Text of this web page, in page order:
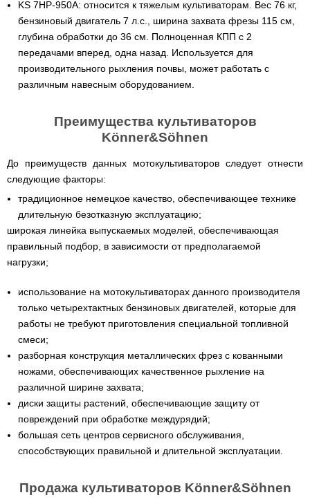
KS 7HP-950A: относится к тяжелым культиваторам. Вес 76 кг,
бензиновый двигатель 7 л.с., ширина захвата фрезы 115 см,
глубина обработки до 36 см. Полноценная КПП с 2
передачами вперед, одна назад. Используется для
производительного рыхления почвы, может работать с
различным навесным оборудованием.
Преимущества культиваторов
Könner&Söhnen
До преимуществ данных мотокультиваторов следует отнести
следующие факторы:
традиционное немецкое качество, обеспечивающее технике
длительную безотказную эксплуатацию;
широкая линейка выпускаемых моделей, обеспечивающая
правильный подбор, в зависимости от предполагаемой
нагрузки;
использование на мотокультиваторах данного производителя
только четырехтактных бензиновых двигателей, которые для
работы не требуют приготовления специальной топливной
смеси;
разборная конструкция металлических фрез с кованными
ножами, обеспечивающих качественное рыхление на
различной ширине захвата;
диски защиты растений, обеспечивающие защиту от
повреждений при обработке междурядий;
большая сеть центров сервисного обслуживания,
способствующих правильной и длительной эксплуатации.
Продажа культиваторов Könner&Söhnen
диаметром
Бойлеры
EWT
Clima
Runde
DRY
V
Вертикальный
водонагреватель
ТЭНами
Бойлеры
EWT
Clima
Runde
H
Горизонтальный
цилиндрический
водонагреватель
ТЭНом
Бойлеры
EWT
Clima
Runde
Licht
V
Вертикальный
цилиндрический
водонагреватель
с
мокрым
ТЭНом
и
мощности
и
КПС
прополки
и
обработки
почвы
мотоблока
для
мотоблоков
Помпы
для
мотоблоков
Лопата
отвал
для
мототрактора
система
с
1
на
3)
Опрыскиватели
для
минитрактора,
удобрений
для
трактора,
минитрактора,
мототрактора
Снегоуборщики
для
мототрактора
Чеснококопалка
для
мототрактора,
Чеснокосажалки
Электрические
пилы,
электропилы
Электрические
цепные